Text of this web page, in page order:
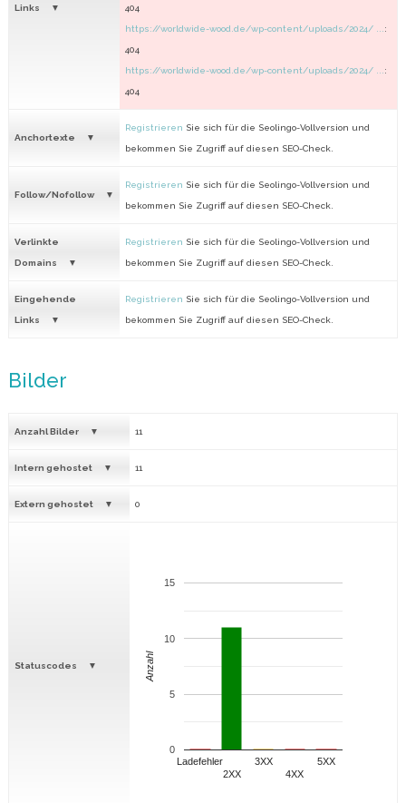
Links 404
https://worldwide-wood.de/wp-content/uploads/2024/ ... :
404
https://worldwide-wood.de/wp-content/uploads/2024/ ... :
404
Anchortexte
Registrieren Sie sich für die Seolingo-Vollversion und
bekommen Sie Zugriff auf diesen SEO-Check.
Follow/Nofollow
Registrieren Sie sich für die Seolingo-Vollversion und
bekommen Sie Zugriff auf diesen SEO-Check.
Verlinkte
Domains
Registrieren Sie sich für die Seolingo-Vollversion und
bekommen Sie Zugriff auf diesen SEO-Check.
Eingehende
Links
Registrieren Sie sich für die Seolingo-Vollversion und
bekommen Sie Zugriff auf diesen SEO-Check.
Bilder
Anzahl Bilder 11
Intern gehostet 11
Extern gehostet 0
Statuscodes
Ladefehler
2XX
3XX
4XX
5XX
0
5
10
15
Anzahl